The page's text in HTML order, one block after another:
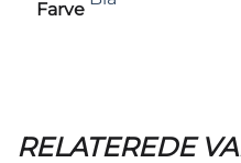
Farve
RELATEREDE